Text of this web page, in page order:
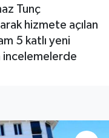
Tunç
hizmete açılan
5 katlı yeni
incelemelerde